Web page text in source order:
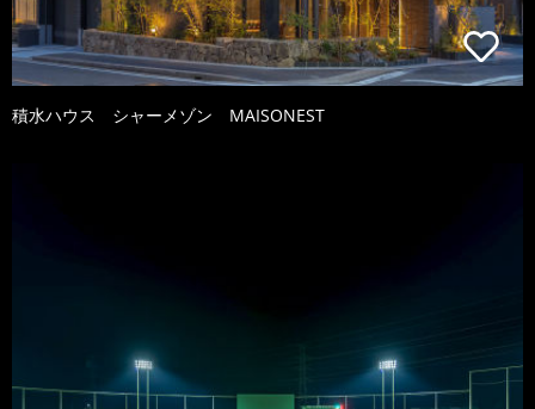
積水ハウス シャーメゾン MAISONEST